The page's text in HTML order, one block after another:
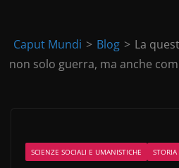
Caput Mundi > Blog > La
non solo guerra, ma anche
SCIENZE SOCIALI E UMANISTICHE STORIA